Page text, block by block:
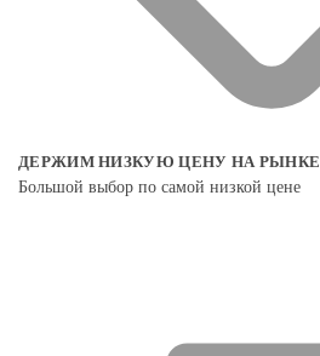
ДЕРЖИМ НИЗКУЮ ЦЕНУ НА РЫНКЕ
Большой выбор по самой низкой цене